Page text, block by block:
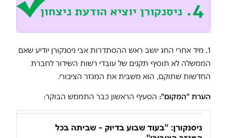
1. מיד אחרי החג יושב ראש ההסתדרות אבי ניסנקורן יודיע שאם
הממשלה לא תוסיף תקנים של עובדי רשות השידור לחברת
החדשות שתוקם, הוא משבית את המגזר הציבורי.
הערת "המקום": הסעיף הראשון כבר התממש הבוקר: